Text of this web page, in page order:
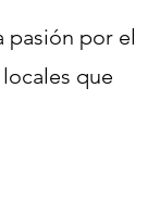
pasión por el
que